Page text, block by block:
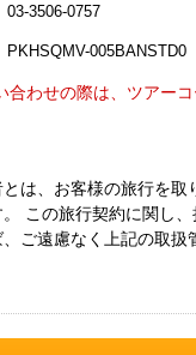
03-3506-0757
PKHSQMV-005BANSTD0
合わせの際は、ツアー
は、お客様の旅行を取
この旅行契約に関し
ご遠慮なく上記の取扱